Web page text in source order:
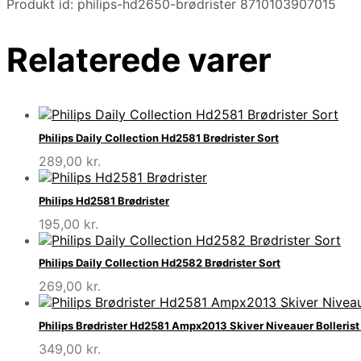
Produkt id: philips-hd2650-brødrister 8710103907015
Relaterede varer
Philips Daily Collection Hd2581 Brødrister Sort
289,00 kr.
Philips Hd2581 Brødrister
195,00 kr.
Philips Daily Collection Hd2582 Brødrister Sort
269,00 kr.
Philips Brødrister Hd2581 Ampx2013 Skiver Niveauer
349,00 kr.